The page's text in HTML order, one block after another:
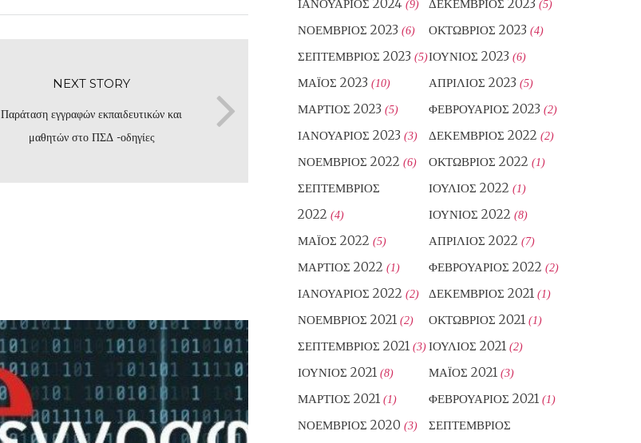
NEXT STORY
Παράταση εγγραφών εκπαιδευτικών και
μαθητών στο ΠΣΔ -οδηγίες
ΙΑΝΟΥΆΡΙΟΣ 2024 (9) ΔΕΚΈΜΒΡΙΟΣ 2023 (5)
ΝΟΈΜΒΡΙΟΣ 2023 (6) ΟΚΤΏΒΡΙΟΣ 2023 (4)
ΣΕΠΤΈΜΒΡΙΟΣ 2023 (5)ΙΟΎΝΙΟΣ 2023 (6)
ΜΆΙΟΣ 2023 (10) ΑΠΡΊΛΙΟΣ 2023 (5)
ΜΆΡΤΙΟΣ 2023 (5) ΦΕΒΡΟΥΆΡΙΟΣ 2023 (2)
ΙΑΝΟΥΆΡΙΟΣ 2023 (3) ΔΕΚΈΜΒΡΙΟΣ 2022 (2)
ΝΟΈΜΒΡΙΟΣ 2022 (6) ΟΚΤΏΒΡΙΟΣ 2022 (1)
ΣΕΠΤΈΜΒΡΙΟΣ
2022 (4)
ΙΟΎΛΙΟΣ 2022 (1)
ΙΟΎΝΙΟΣ 2022 (8)
ΜΆΙΟΣ 2022 (5) ΑΠΡΊΛΙΟΣ 2022 (7)
ΜΆΡΤΙΟΣ 2022 (1) ΦΕΒΡΟΥΆΡΙΟΣ 2022 (2)
ΙΑΝΟΥΆΡΙΟΣ 2022 (2) ΔΕΚΈΜΒΡΙΟΣ 2021 (1)
ΝΟΈΜΒΡΙΟΣ 2021 (2) ΟΚΤΏΒΡΙΟΣ 2021 (1)
ΣΕΠΤΈΜΒΡΙΟΣ 2021 (3)ΙΟΎΛΙΟΣ 2021 (2)
ΙΟΎΝΙΟΣ 2021 (8) ΜΆΙΟΣ 2021 (3)
ΜΆΡΤΙΟΣ 2021 (1) ΦΕΒΡΟΥΆΡΙΟΣ 2021 (1)
ΝΟΈΜΒΡΙΟΣ 2020 (3)
ΣΕΠΤΈΜΒΡΙΟΣ